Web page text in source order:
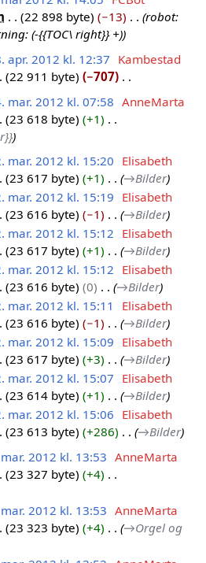
22 898 byte −13
robot:
(-{{TOC\ right}} +)
apr. 2012 kl. 12:37 Kambestad
22 911 byte
−707
mar. 2012 kl. 07:58 AnneMarta
23 618 byte
+1
mar. 2012 kl. 15:20 Elisabeth
23 617 byte +1 →Bilder
mar. 2012 kl. 15:19 Elisabeth
23 616 byte −1 →Bilder
mar. 2012 kl. 15:12 Elisabeth
23 617 byte +1 →Bilder
mar. 2012 kl. 15:12 Elisabeth
23 616 byte 0 →Bilder
mar. 2012 kl. 15:11
Elisabeth
23 616 byte −1 →Bilder
mar. 2012 kl. 15:09 Elisabeth
23 617 byte +3 →Bilder
mar. 2012 kl. 15:07 Elisabeth
23 614 byte +1 →Bilder
mar. 2012 kl. 15:06 Elisabeth
23 613 byte +286 →Bilder
2012 kl. 13:53 AnneMarta
23 327 byte
+4
2012 kl. 13:53 AnneMarta
23 323 byte +4 →Orgel og